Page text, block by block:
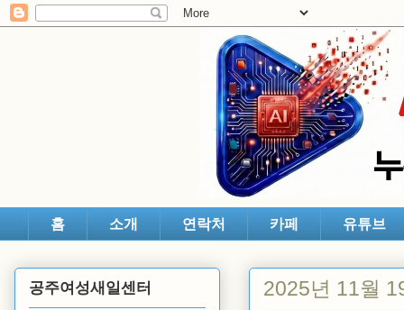
홈 소개 연락처 카페 유튜브
2025년 11월
공주여성새일센터